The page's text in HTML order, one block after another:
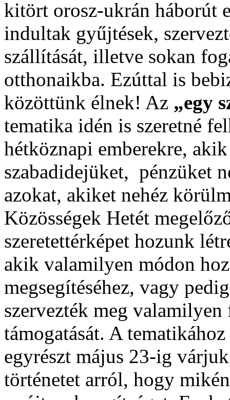
kitört orosz-ukrán háborút
indultak gyűjtések,
szállítását, illetve sokan
otthonaikba. Ezúttal is
közöttünk élnek! Az „egy
tematika idén is szeretné
hétköznapi emberekre,
szabadidejüket, pénzüket
azokat, akiket nehéz
Közösségek Hetét
szeretettérképet hozunk
akik valamilyen módon
megsegítéséhez, vagy
szervezték meg
támogatását. A
egyrészt május 23-ig
történetet arról, hogy